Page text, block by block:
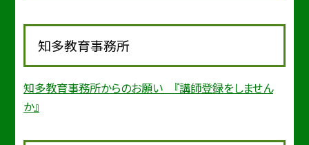
知多教育事務所
知多教育事務所からのお願い 『講師登録をしません
か』